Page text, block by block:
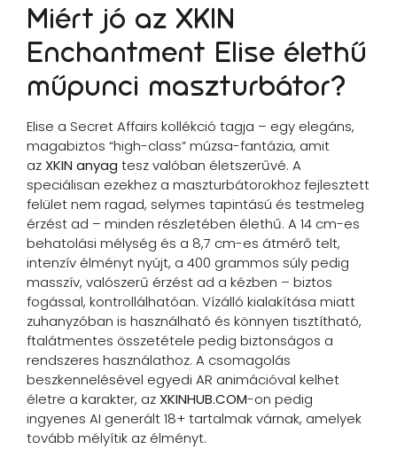
Miért jó az XKIN
Enchantment Elise élethű
műpunci maszturbátor?
Elise a Secret Affairs kollékció tagja – egy elegáns,
magabiztos “high-class” múzsa-fantázia, amit
az XKIN anyag tesz valóban életszerűvé. A
speciálisan ezekhez a maszturbátorokhoz fejlesztett
felület nem ragad, selymes tapintású és testmeleg
érzést ad – minden részletében élethű. A 14 cm-es
behatolási mélység és a 8,7 cm-es átmérő telt,
intenzív élményt nyújt, a 400 grammos súly pedig
masszív, valószerű érzést ad a kézben – biztos
fogással, kontrollálhatóan. Vízálló kialakítása miatt
zuhanyzóban is használható és könnyen tisztítható,
ftalátmentes összetétele pedig biztonságos a
rendszeres használathoz. A csomagolás
beszkennelésével egyedi AR animációval kelhet
életre a karakter, az XKINHUB.COM-on pedig
ingyenes AI generált 18+ tartalmak várnak, amelyek
tovább mélyítik az élményt.